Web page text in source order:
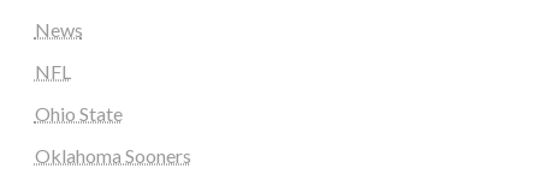
News
NFL
Ohio State
Oklahoma Sooners